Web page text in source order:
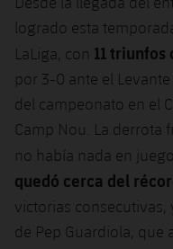
Jugadores
Fotos
Historia
Clasificaciones
Juvenil
Infantil
Alevín
Noticias
Atletismo
plusicon
más
Actualidad
Masculino
Agenda
Baloncesto en
plusicon
más
Actualidad
Jugadores
Calendario
Hockey sobre
plusicon
más
Actualidad
Jugadores
Hockey hierba
plusicon
más
Noticias
Patinaje artístico
plusicon
más
logrado esta
LaLiga, con 11 triunfos
por 3-0 ante el
del campeonato en el
Camp Nou. La derrota
no había nada en
quedó cerca del
victorias
de Pep Guardiola, que